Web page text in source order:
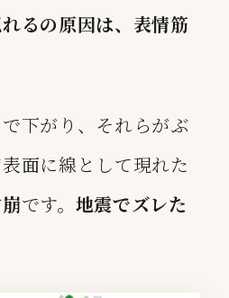
るの原因は、表情筋
下がり、それらがぶ
面に線として現れた
です。 地震でズレた